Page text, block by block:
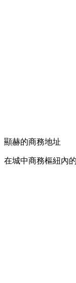
顯赫的商務地址
在城中商務樞紐內